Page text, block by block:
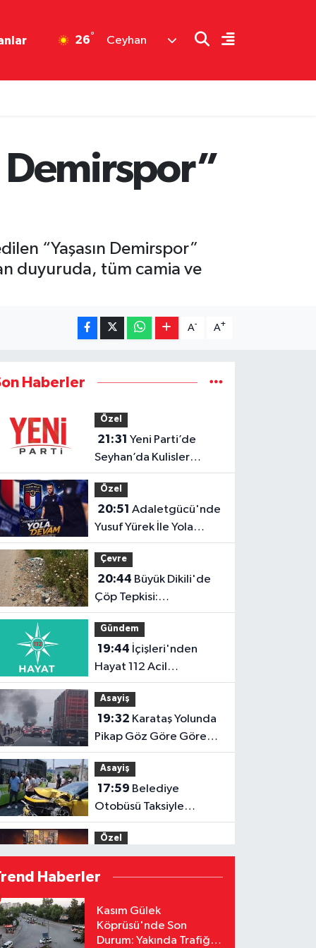
26° Ceyhan
Demirspor”
“Yaşasın Demirspor”
duyuruda, tüm camia ve
A- A+
Haberler
Özel
21:31
Seyhan’da Kulisler
Hareketlendi!
Özel
20:51
Yusuf Yürek İle Yola
Devam
Çevre
20:44
Çöp Tepkisi:
"Zehirleniyoruz"
Gündem
19:44
Hayat 112 Acil
Uygulamasına Yeni
Tanıtım Videosu
Asayiş
19:32
Pikap Göz Göre Göre
Yandı!
Asayiş
17:59
Otobüsü Taksiyle
Çarpıştı: Yaralılar
Hastaneye Kaldırıldı
Özel
17:52Menderes
Kutlu'dan Devlet
forması
Özel
16:53Hakemler Sezon
Haberler
Kasım Gülek
Köprüsü'nde Son
Durum: Yakında Trafiğe